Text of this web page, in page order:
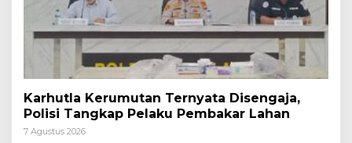
Karhutla Kerumutan Ternyata Disengaja,
Polisi Tangkap Pelaku Pembakar Lahan
7 Agustus 2026